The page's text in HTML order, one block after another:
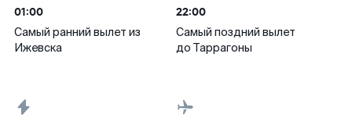
01:00
Самый ранний вылет из
Ижевска
22:00
Самый поздний вылет
до Таррагоны